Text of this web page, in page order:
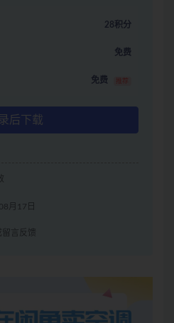
28积分
免费
免费 推荐
后下载
月17日
言反馈